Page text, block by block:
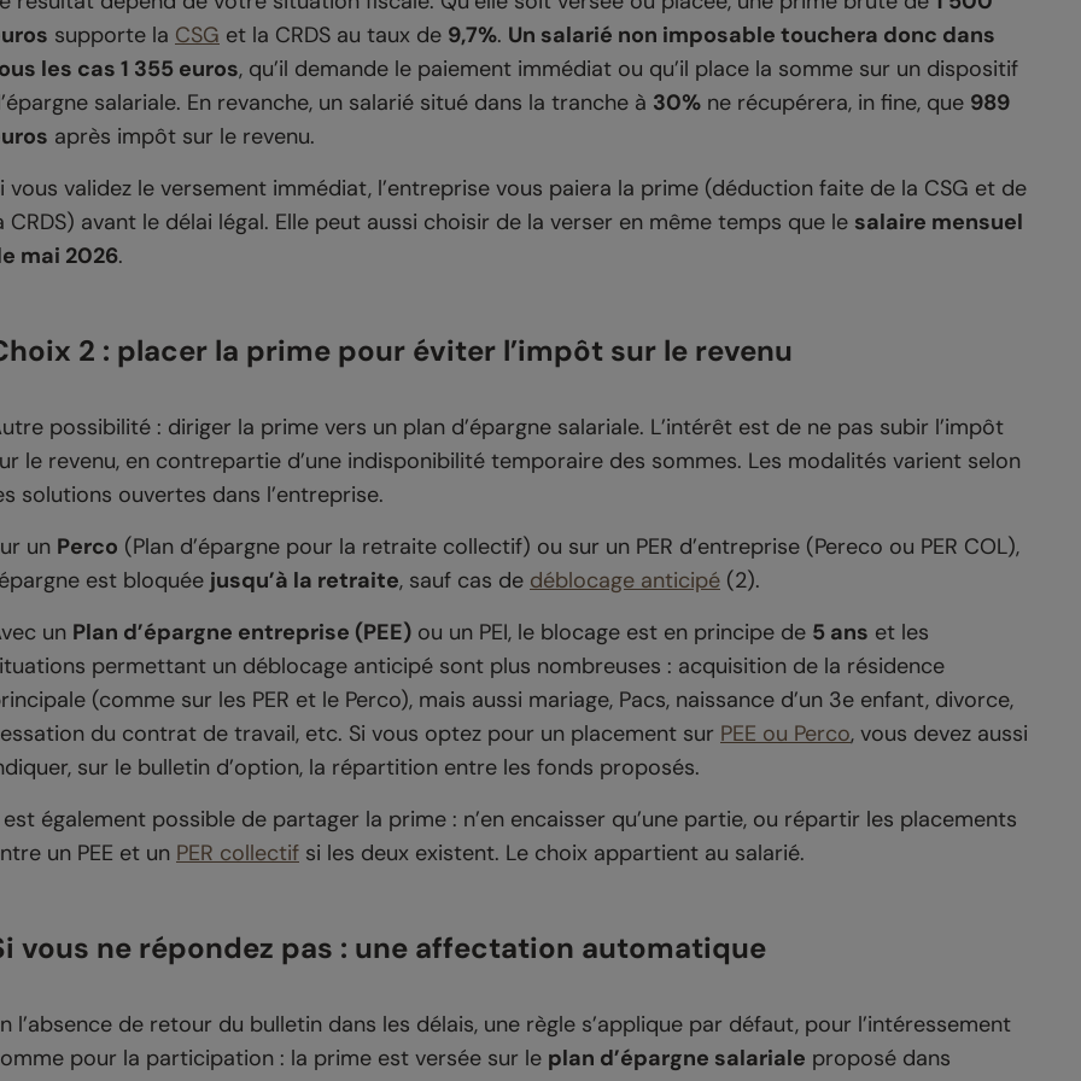
supporte la CSG et la CRDS au taux de 9,7%. Un salarié non imposable touchera donc dans
les cas 1 355 euros, qu’il demande le paiement immédiat ou qu’il place la somme sur un dispositif
salariale. En revanche, un salarié situé dans la tranche à 30% ne récupérera, in fine, que 989
après impôt sur le revenu.
vous validez le versement immédiat, l’entreprise vous paiera la prime (déduction faite de la CSG et de
CRDS) avant le délai légal. Elle peut aussi choisir de la verser en même temps que le salaire mensuel
mai 2026.
2 : placer la prime pour éviter l’impôt sur le revenu
possibilité : diriger la prime vers un plan d’épargne salariale. L’intérêt est de ne pas subir l’impôt
le revenu, en contrepartie d’une indisponibilité temporaire des sommes. Les modalités varient selon
solutions ouvertes dans l’entreprise.
un Perco (Plan d’épargne pour la retraite collectif) ou sur un PER d’entreprise (Pereco ou PER COL),
est bloquée jusqu’à la retraite, sauf cas de déblocage anticipé (2).
un Plan d’épargne entreprise (PEE) ou un PEI, le blocage est en principe de 5 ans et les
permettant un déblocage anticipé sont plus nombreuses : acquisition de la résidence
(comme sur les PER et le Perco), mais aussi mariage, Pacs, naissance d’un 3e enfant, divorce,
du contrat de travail, etc. Si vous optez pour un placement sur PEE ou Perco, vous devez aussi
sur le bulletin d’option, la répartition entre les fonds proposés.
est également possible de partager la prime : n’en encaisser qu’une partie, ou répartir les placements
un PEE et un PER collectif si les deux existent. Le choix appartient au salarié.
vous ne répondez pas : une affectation automatique
l’absence de retour du bulletin dans les délais, une règle s’applique par défaut, pour l’intéressement
pour la participation : la prime est versée sur le plan d’épargne salariale proposé dans